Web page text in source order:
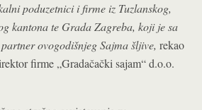
poduzetnici i firme iz Tuzlanskog,
kantona te Grada Zagreba, koji je sa
ovogodišnjeg Sajma šljive, rekao
firme „Gradačački sajam“ d.o.o.